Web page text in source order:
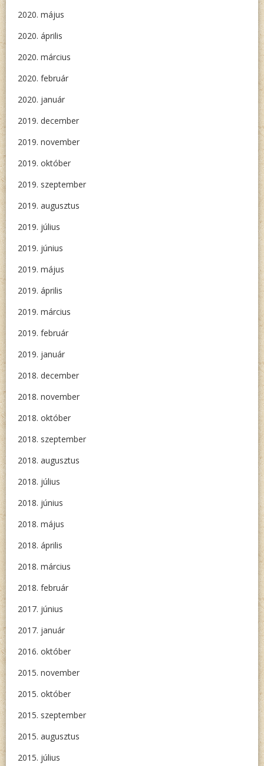
2020. május
2020. április
2020. március
2020. február
2020. január
2019. december
2019. november
2019. október
2019. szeptember
2019. augusztus
2019. július
2019. június
2019. május
2019. április
2019. március
2019. február
2019. január
2018. december
2018. november
2018. október
2018. szeptember
2018. augusztus
2018. július
2018. június
2018. május
2018. április
2018. március
2018. február
2017. június
2017. január
2016. október
2015. november
2015. október
2015. szeptember
2015. augusztus
2015. július